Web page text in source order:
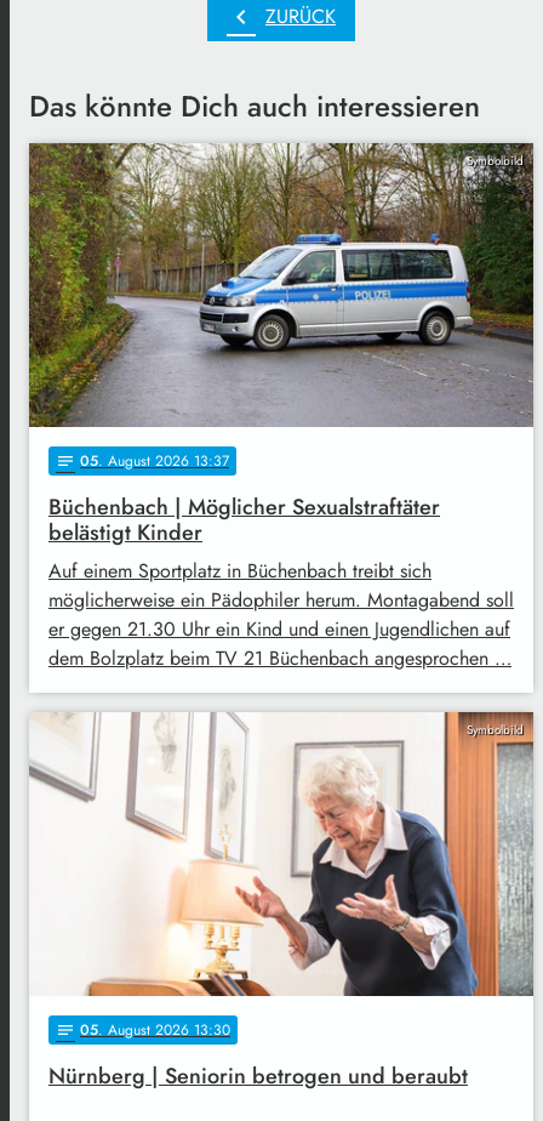
chevron_left ZURÜCK
Das könnte Dich auch interessieren
Symbolbild
notes 05. August 2026 13:37
Büchenbach | Möglicher Sexualstraftäter
belästigt Kinder
Auf einem Sportplatz in Büchenbach treibt sich
möglicherweise ein Pädophiler herum. Montagabend soll
er gegen 21.30 Uhr ein Kind und einen Jugendlichen auf
dem Bolzplatz beim TV 21 Büchenbach angesprochen …
Symbolbild
notes 05. August 2026 13:30
Nürnberg | Seniorin betrogen und beraubt